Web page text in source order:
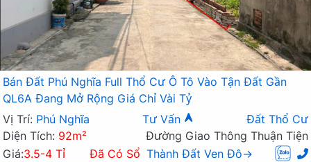
Bán Đất Phú Nghĩa Full Thổ Cư Ô Tô Vào Tận Đất Gần
QL6A Đang Mở Rộng Giá Chỉ Vài Tỷ
Vị Trí: Phú Nghĩa Tư Vấn
Đất Thổ Cư
Diện Tích: 92m²
Đường Giao Thông Thuận Tiện
Giá:3.5-4 Tỉ Đã Có Sổ Thành Đất Ven Đô→